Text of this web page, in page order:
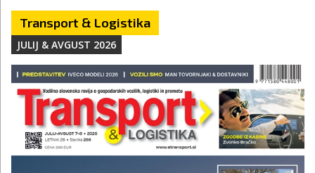
Transport & Logistika
JULIJ & AVGUST 2026